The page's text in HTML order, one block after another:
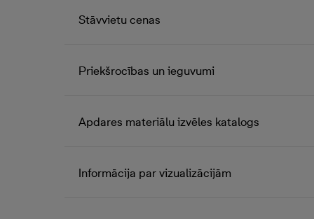
Stāvvietu cenas
Priekšrocības un ieguvumi
Apdares materiālu izvēles katalogs
Informācija par vizualizācijām